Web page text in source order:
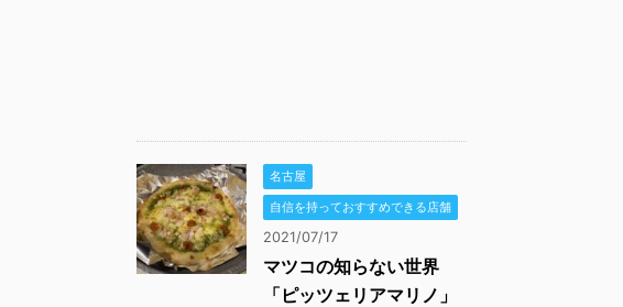
名古屋
自信を持っておすすめできる店舗
2021/07/17
マツコの知らない世界
「ピッツェリアマリノ」